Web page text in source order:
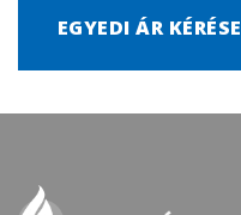
EGYEDI ÁR KÉRÉSE